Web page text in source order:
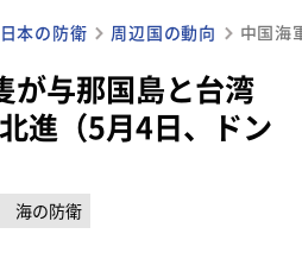
日本の防衛 周辺国の動向
が与那国島と台湾
進（5月4日、ドン
海の防衛